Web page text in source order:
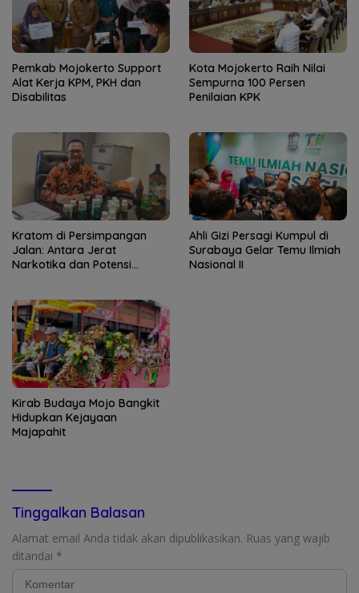
Pemkab Mojokerto Support
Alat Kerja KPM, PKH dan
Disabilitas
Kota Mojokerto Raih Nilai
Sempurna 100 Persen
Penilaian KPK
Kratom di Persimpangan
Jalan: Antara Jerat
Narkotika dan Potensi
Ahli Gizi Persagi Kumpul di
Surabaya Gelar Temu Ilmiah
Nasional II
Kirab Budaya Mojo Bangkit
Hidupkan Kejayaan
Majapahit
Tinggalkan Balasan
Alamat email Anda tidak akan dipublikasikan. Ruas yang wajib
ditandai *